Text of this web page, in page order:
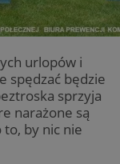
urlopów i
spędzać będzie
sprzyja
narażone są
to, by nic nie